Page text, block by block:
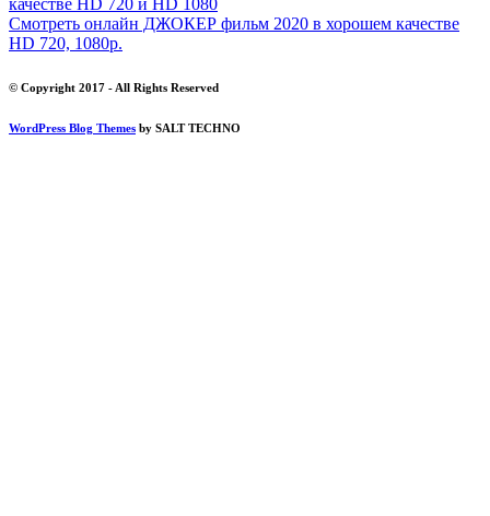
Смотреть онлайн ДЖОКЕР фильм 2020 в хорошем качестве
HD 720, 1080p.
© Copyright 2017 - All Rights Reserved
WordPress Blog Themes by SALT TECHNO